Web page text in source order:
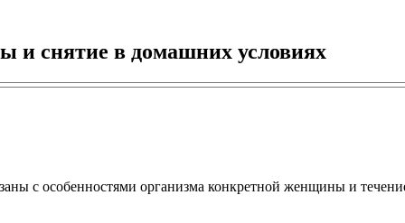
и снятие в домашних условиях
с особенностями организма конкретной женщины и